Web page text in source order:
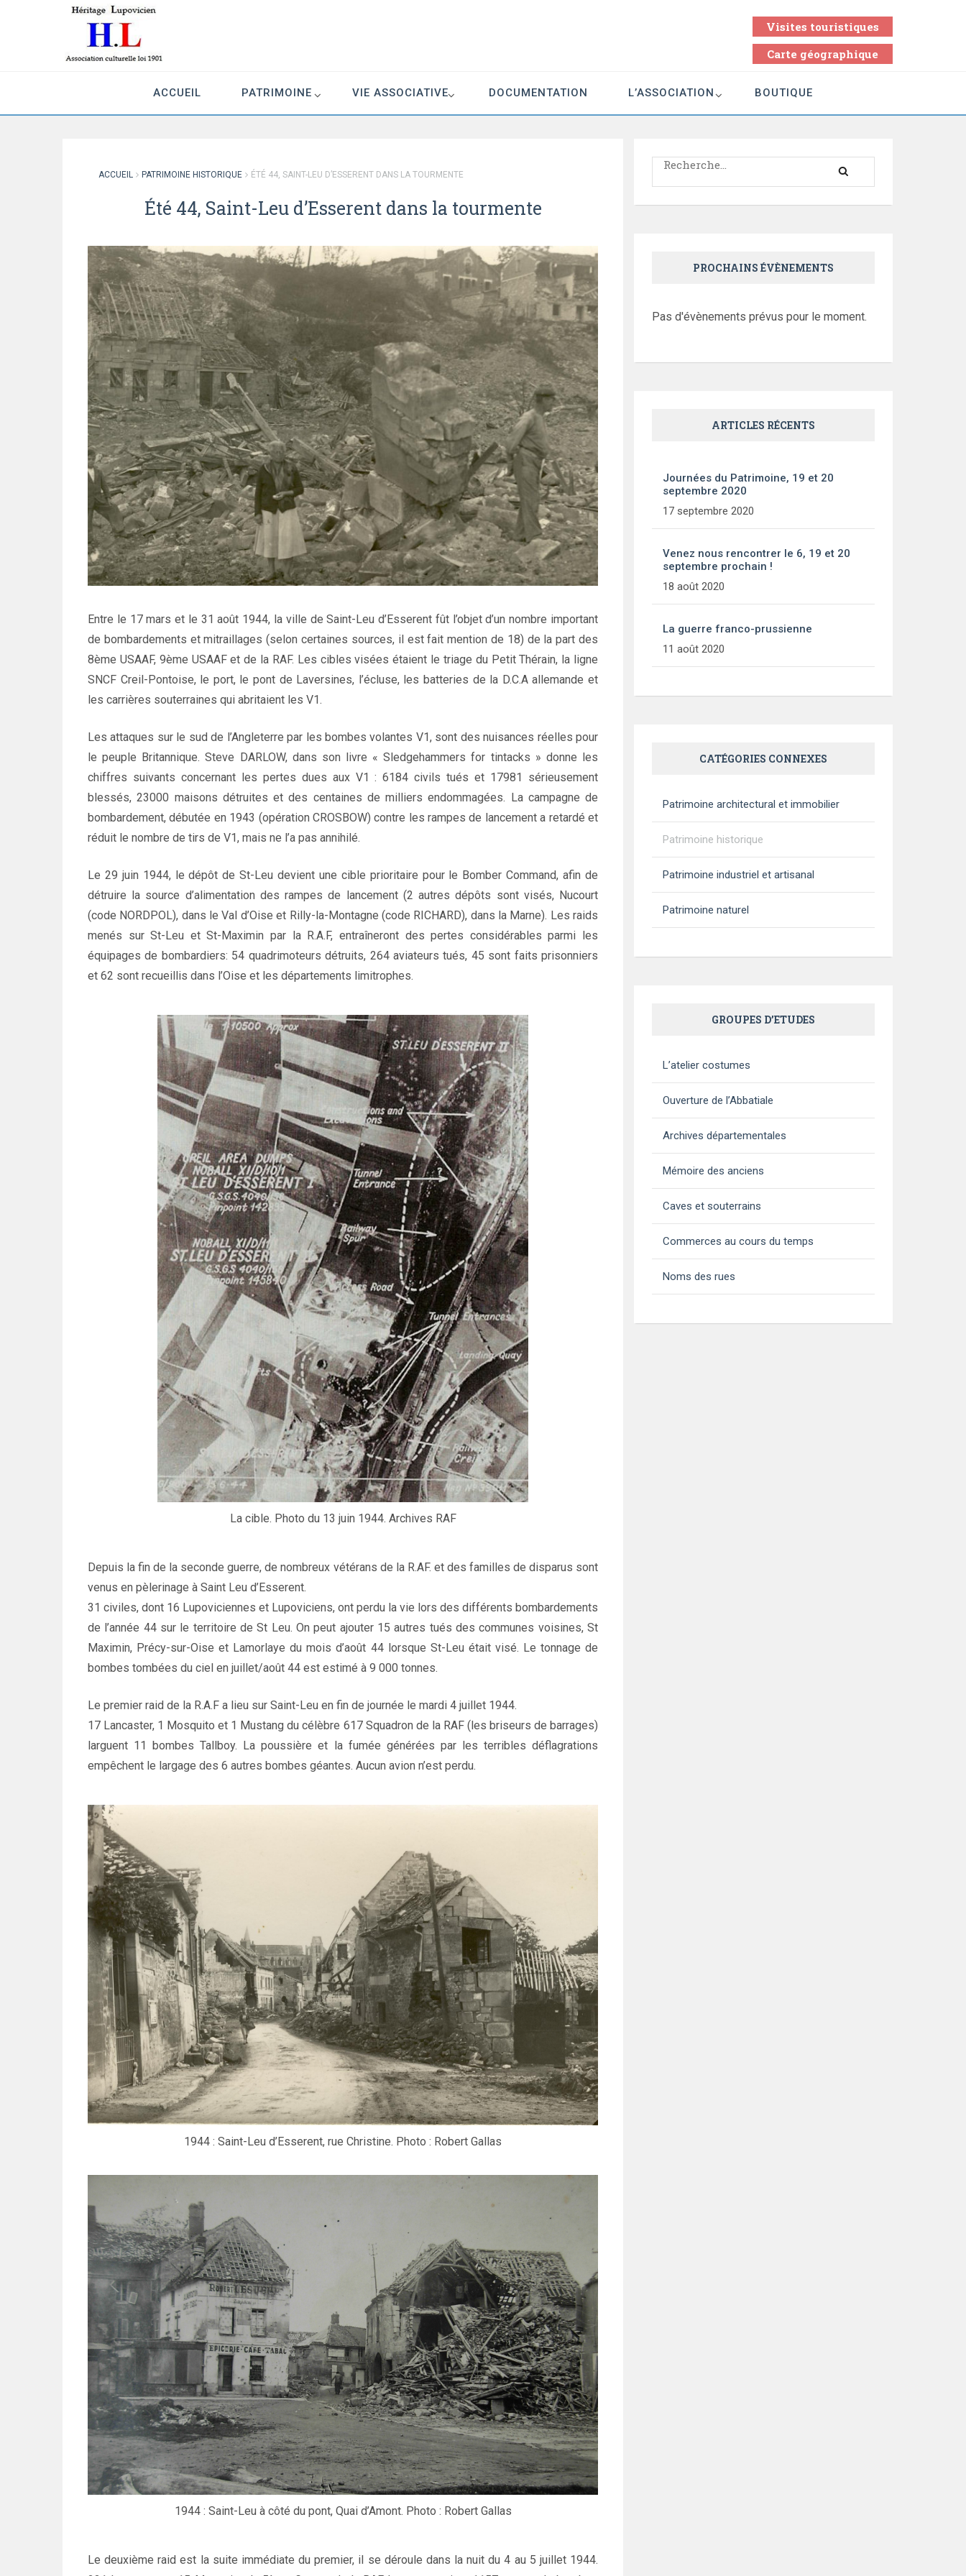
Visites touristiques
Carte géographique
ACCUEIL PATRIMOINE VIE ASSOCIATIVE DOCUMENTATION L’ASSOCIATION BOUTIQUE
ACCUEIL PATRIMOINE HISTORIQUE ÉTÉ 44, SAINT-LEU D’ESSERENT DANS LA TOURMENTE
Été 44, Saint-Leu d’Esserent dans la tourmente
Entre le 17 mars et le 31 août 1944, la ville de Saint-Leu d’Esserent fût l’objet d’un nombre important
de bombardements et mitraillages (selon certaines sources, il est fait mention de 18) de la part des
8ème USAAF, 9ème USAAF et de la RAF. Les cibles visées étaient le triage du Petit Thérain, la ligne
SNCF Creil-Pontoise, le port, le pont de Laversines, l’écluse, les batteries de la D.C.A allemande et
les carrières souterraines qui abritaient les V1.
Les attaques sur le sud de l’Angleterre par les bombes volantes V1, sont des nuisances réelles pour
le peuple Britannique. Steve DARLOW, dans son livre « Sledgehammers for tintacks » donne les
chiffres suivants concernant les pertes dues aux V1 : 6184 civils tués et 17981 sérieusement
blessés, 23000 maisons détruites et des centaines de milliers endommagées. La campagne de
bombardement, débutée en 1943 (opération CROSBOW) contre les rampes de lancement a retardé et
réduit le nombre de tirs de V1, mais ne l’a pas annihilé.
Le 29 juin 1944, le dépôt de St-Leu devient une cible prioritaire pour le Bomber Command, afin de
détruire la source d’alimentation des rampes de lancement (2 autres dépôts sont visés, Nucourt
(code NORDPOL), dans le Val d’Oise et Rilly-la-Montagne (code RICHARD), dans la Marne). Les raids
menés sur St-Leu et St-Maximin par la R.A.F, entraîneront des pertes considérables parmi les
équipages de bombardiers: 54 quadrimoteurs détruits, 264 aviateurs tués, 45 sont faits prisonniers
et 62 sont recueillis dans l’Oise et les départements limitrophes.
La cible. Photo du 13 juin 1944. Archives RAF
Depuis la fin de la seconde guerre, de nombreux vétérans de la R.AF. et des familles de disparus sont
venus en pèlerinage à Saint Leu d’Esserent.
31 civiles, dont 16 Lupoviciennes et Lupoviciens, ont perdu la vie lors des différents bombardements
de l’année 44 sur le territoire de St Leu. On peut ajouter 15 autres tués des communes voisines, St
Maximin, Précy-sur-Oise et Lamorlaye du mois d’août 44 lorsque St-Leu était visé. Le tonnage de
bombes tombées du ciel en juillet/août 44 est estimé à 9 000 tonnes.
Le premier raid de la R.A.F a lieu sur Saint-Leu en fin de journée le mardi 4 juillet 1944.
17 Lancaster, 1 Mosquito et 1 Mustang du célèbre 617 Squadron de la RAF (les briseurs de barrages)
larguent 11 bombes Tallboy. La poussière et la fumée générées par les terribles déflagrations
empêchent le largage des 6 autres bombes géantes. Aucun avion n’est perdu.
1944 : Saint-Leu d’Esserent, rue Christine. Photo : Robert Gallas
1944 : Saint-Leu à côté du pont, Quai d’Amont. Photo : Robert Gallas
Le deuxième raid est la suite immédiate du premier, il se déroule dans la nuit du 4 au 5 juillet 1944.
Rechercher :
PROCHAINS ÉVÈNEMENTS
Pas d'évènements prévus pour le moment.
ARTICLES RÉCENTS
Journées du Patrimoine, 19 et 20
septembre 2020
17 septembre 2020
Venez nous rencontrer le 6, 19 et 20
septembre prochain !
18 août 2020
La guerre franco-prussienne
11 août 2020
CATÉGORIES CONNEXES
Patrimoine architectural et immobilier
Patrimoine historique
Patrimoine industriel et artisanal
Patrimoine naturel
GROUPES D’ETUDES
L’atelier costumes
Ouverture de l’Abbatiale
Archives départementales
Mémoire des anciens
Caves et souterrains
Commerces au cours du temps
Noms des rues